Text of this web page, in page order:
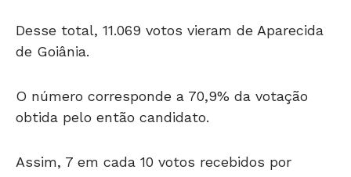
Desse total, 11.069 votos vieram de Aparecida
de Goiânia.
O número corresponde a 70,9% da votação
obtida pelo então candidato.
Assim, 7 em cada 10 votos recebidos por